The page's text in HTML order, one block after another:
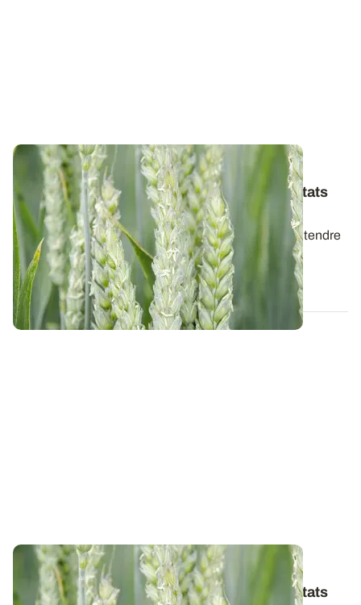
ALSACE
Variétés de blé tendre : les premiers résultats
2026
Retrouvez la synthèse des résultats variétés en blé tendre
d’hiver pour la récolte 2026.
07 AOÛT 2026
PAYS DE LA LOIRE
Variétés de blé tendre : les premiers résultats